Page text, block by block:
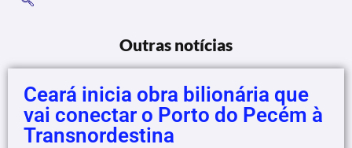
Outras notícias
Ceará inicia obra bilionária que
vai conectar o Porto do Pecém à
Transnordestina